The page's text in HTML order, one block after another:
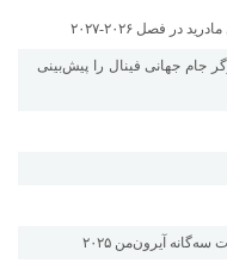
فصل ۲۰۲۶-۲۰۲۷
جهانی فینال را پیش‌بینی
آیرون‌من ۲۰۲۵